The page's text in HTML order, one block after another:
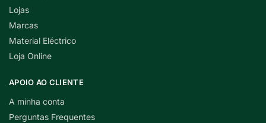
Lojas
Marcas
Material Eléctrico
Loja Online
APOIO AO CLIENTE
A minha conta
Perguntas Frequentes